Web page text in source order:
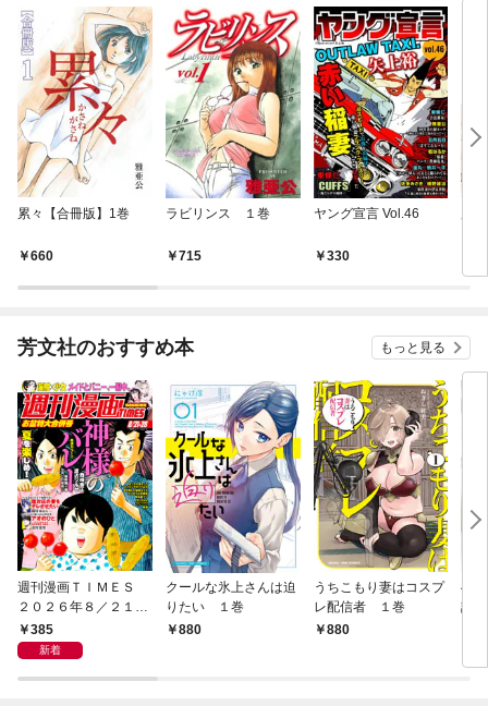
累々【合冊版】1巻
660
ラビリンス １巻
715
ヤング宣言 Vol.46
330
芳文社のおすすめ本 もっと見る
週刊漫画ＴＩＭＥＳ
２０２６年８／２１・
２８合併号
385
新着
クールな氷上さんは迫
りたい １巻
880
うちこもり妻はコスプ
レ配信者 １巻
880
へ
話